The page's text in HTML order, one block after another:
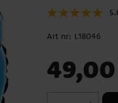
Art nr: L18046